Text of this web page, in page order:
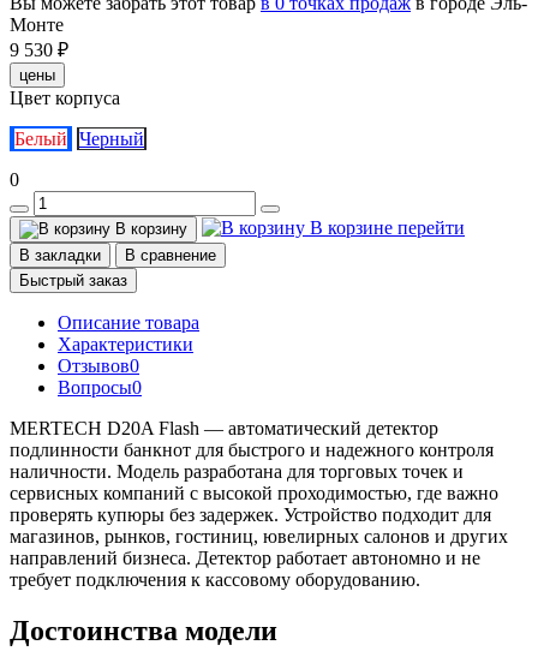
Монте
9 530 ₽
цены
Цвет корпуса
Белый
Черный
0
В корзину В корзине перейти
В закладки
В сравнение
Быстрый заказ
Описание товара
Характеристики
Отзывов0
Вопросы0
MERTECH D20A Flash — автоматический детектор
подлинности банкнот для быстрого и надежного контроля
наличности. Модель разработана для торговых точек и
сервисных компаний с высокой проходимостью, где важно
проверять купюры без задержек. Устройство подходит для
магазинов, рынков, гостиниц, ювелирных салонов и других
направлений бизнеса. Детектор работает автономно и не
требует подключения к кассовому оборудованию.
Достоинства модели